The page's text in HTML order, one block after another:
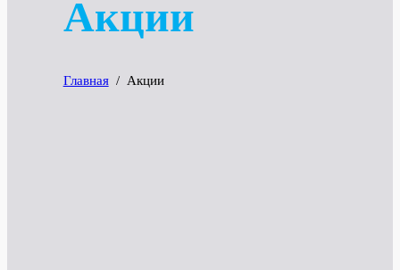
Акции
Главная/ Акции